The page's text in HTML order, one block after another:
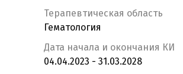
Терапевтическая область
Гематология
Дата начала и окончания КИ
04.04.2023 - 31.03.2028